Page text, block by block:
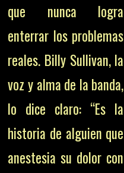
que nunca logra
enterrar los problemas
reales. Billy Sullivan, la
voz y alma de la banda,
lo dice claro: “Es la
historia de alguien que
anestesia su dolor con